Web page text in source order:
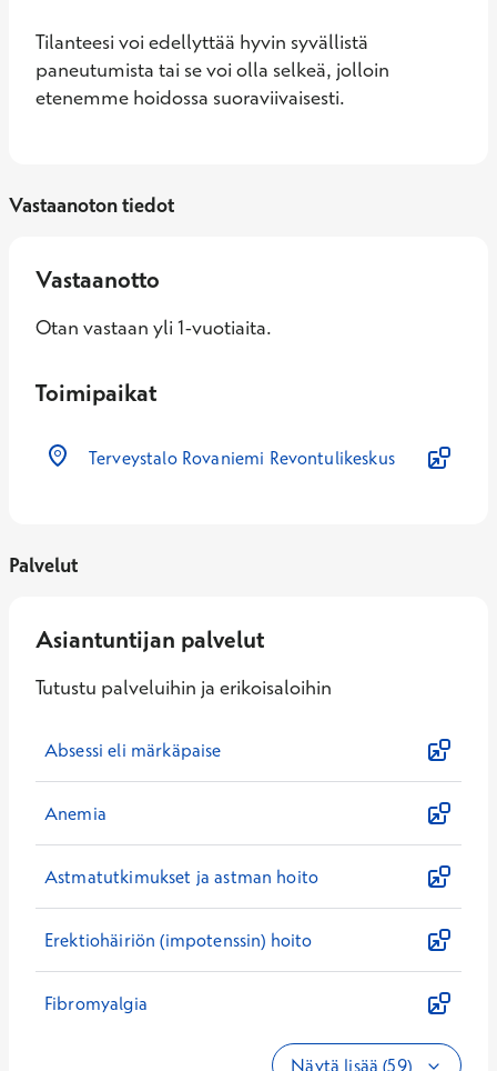
Tilanteesi voi edellyttää hyvin syvällistä
paneutumista tai se voi olla selkeä, jolloin
etenemme hoidossa suoraviivaisesti.
Vastaanoton tiedot
Vastaanotto
Otan vastaan yli 1-vuotiaita.
Toimipaikat
Terveystalo Rovaniemi Revontulikeskus
Palvelut
Asiantuntijan palvelut
Tutustu palveluihin ja erikoisaloihin
Absessi eli märkäpaise
Anemia
Astmatutkimukset ja astman hoito
Erektiohäiriön (impotenssin) hoito
Fibromyalgia
Näytä lisää (59)